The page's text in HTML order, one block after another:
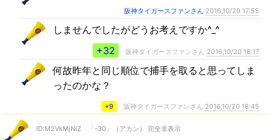
阪神タイガースファンさん 2016,10/20 17:55
しませんでしたがどうお考えですか^_^
+32
阪神タイガースファンさん 2016,10/20 18:17
何故昨年と同じ順位で捕手を取ると思ってしま
ったのかな？
+9 阪神タイガースファンさん 2016,10/20 18:45
ID:M2VkMjNiZ 「-30」（アカン） 完全非表示